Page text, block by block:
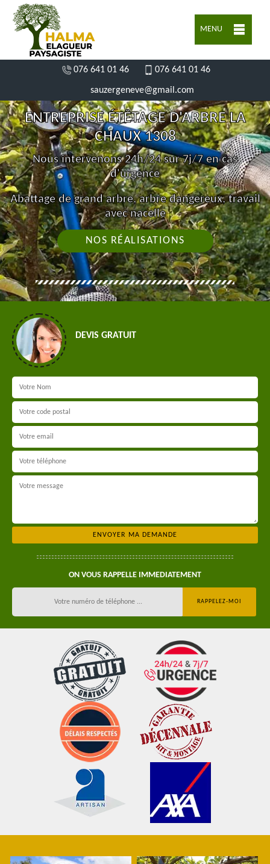
MENU
076 641 01 46 076 641 01 46
sauzergeneve@gmail.com
ENTREPRISE ÉTÊTAGE D'ARBRE LA
CHAUX 1308
Nous intervenons 24h/24 sur 7j/7 en cas
d'urgence
Abattage de grand arbre, arbre dangereux, travail
avec nacelle
NOS RÉALISATIONS
DEVIS GRATUIT
ON VOUS RAPPELLE IMMEDIATEMENT